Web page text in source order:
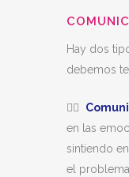
Hay dos
debemos
👂🏼
en las
sintiendo
el